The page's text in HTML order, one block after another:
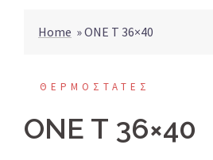
Home »ONE T 36×40
ΘΕΡΜΟΣΤΑΤΕΣ
ONE T 36×40